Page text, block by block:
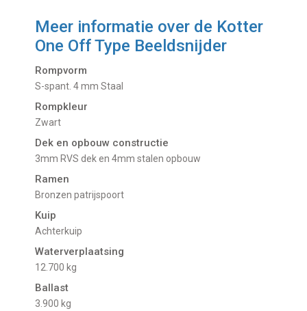
Meer informatie over de Kotter
One Off Type Beeldsnijder
Rompvorm
S-spant. 4 mm Staal
Rompkleur
Zwart
Dek en opbouw constructie
3mm RVS dek en 4mm stalen opbouw
Ramen
Bronzen patrijspoort
Kuip
Achterkuip
Waterverplaatsing
12.700 kg
Ballast
3.900 kg